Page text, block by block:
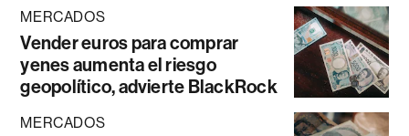
MERCADOS
Vender euros para comprar
yenes aumenta el riesgo
geopolítico, advierte BlackRock
MERCADOS